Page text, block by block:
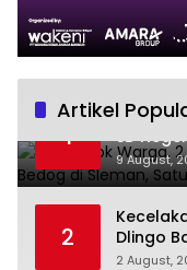
Artikel
1
SD
Clurit
9 August,
2
Dlingo
Jurang
2 August,